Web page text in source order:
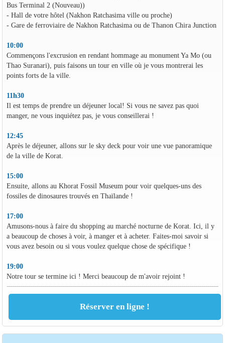
Bus Terminal 2 (Nouveau))
- Hall de votre hôtel (Nakhon Ratchasima ville ou proche)
- Gare de ferroviaire de Nakhon Ratchasima ou de Thanon Chira Junction
10:00
Commençons l'excrusion en rendant hommage au monument Ya Mo (ou
Thao Suranari), puis faisons un tour en ville où je vous montrerai les
points forts de la ville.
11h30
Il est temps de prendre un déjeuner local! Si vous ne savez pas quoi
manger, ne vous inquiétez pas, je vous conseillerai !
12:45
Après le déjeuner, allons sur le sky deck pour voir une vue panoramique
de la ville de Korat.
15:00
Ensuite, allons au Khorat Fossil Museum pour voir quelques-uns des
fossiles de dinosaures trouvés en Thaïlande !
17:00
Amusons-nous à faire du shopping au marché nocturne de Korat. Ici, il y
a beaucoup de choses à voir, à manger et à acheter. Faites-moi savoir si
vous avez besoin ou si vous voulez quelque chose de spécifique !
19:00
Notre tour se termine ici ! Merci beaucoup de m'avoir rejoint !